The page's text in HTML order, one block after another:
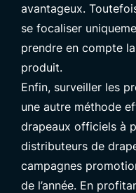
avantageux.
se focaliser
prendre en compte
produit.
Enfin, surveiller les
une autre méthode
drapeaux officiels à
distributeurs de
campagnes
de l’année. En